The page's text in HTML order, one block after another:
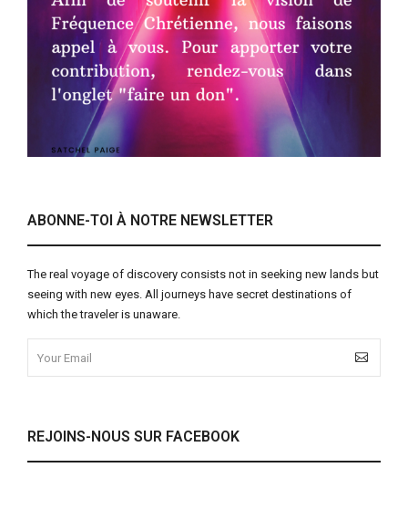
ABONNE-TOI À NOTRE NEWSLETTER
The real voyage of discovery consists not in seeking new lands but
seeing with new eyes. All journeys have secret destinations of
which the traveler is unaware.
REJOINS-NOUS SUR FACEBOOK